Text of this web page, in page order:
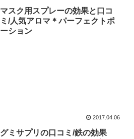
マスク用スプレーの効果と口コ
ミ/人気アロマ＊パーフェクトポ
ーション
2017.04.06
グミサプリの口コミ/鉄の効果